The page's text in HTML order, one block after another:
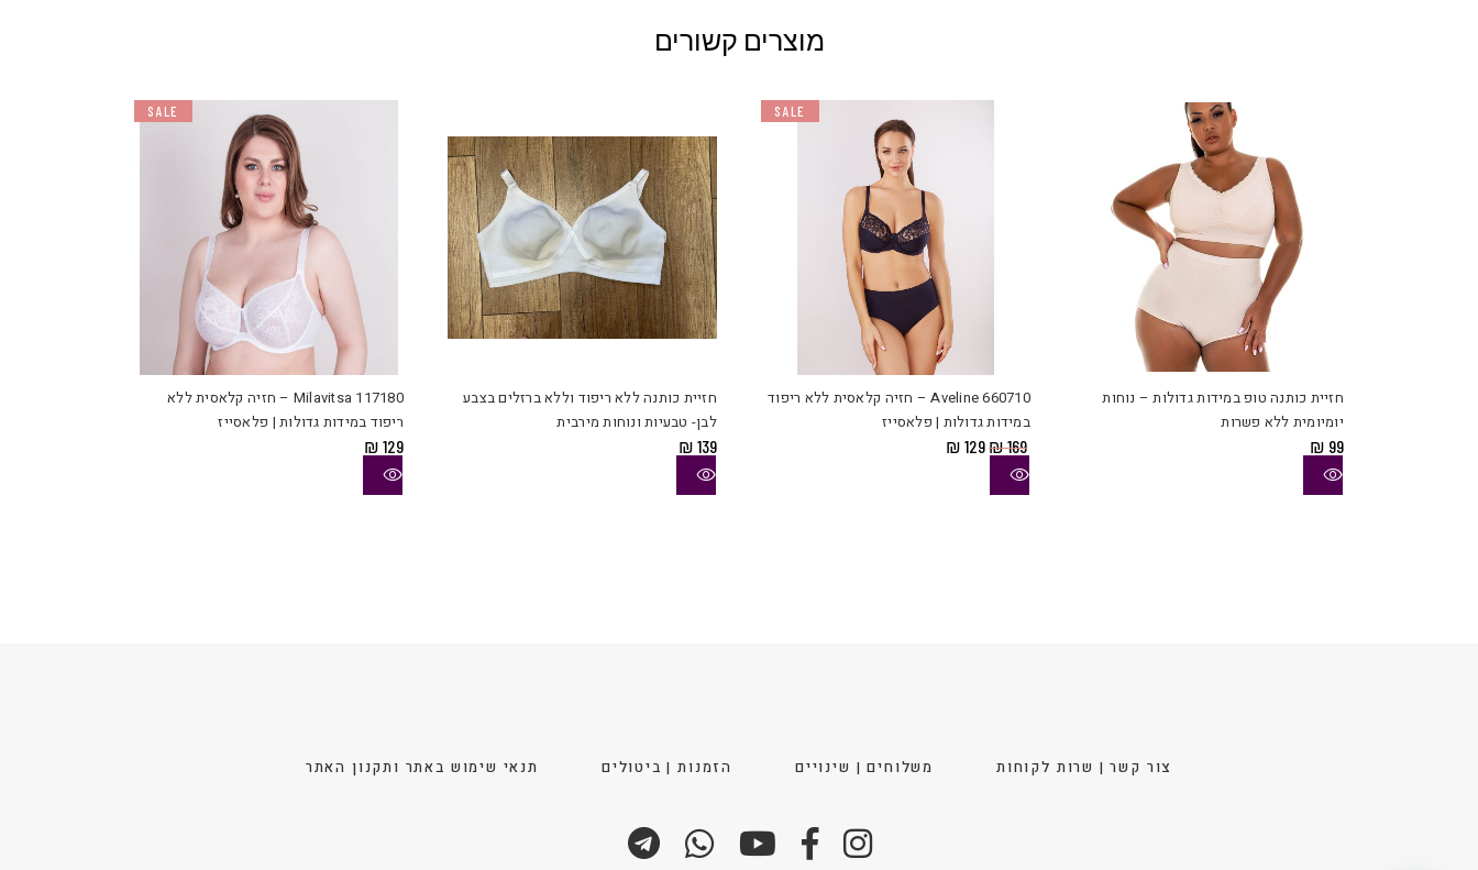
מוצרים קשורים
SALE
Milavitsa 117180 – חזיה קלאסית ללא
ריפוד במידות גדולות | פלאסייז
₪ 129
למוצר
מספר
סוגים.
ניתן
לבחור
חזיית כותנה ללא ריפוד וללא ברזלים בצבע
לבן- טבעיות ונוחות מירבית
₪ 139
SALE
למוצר
מספר
סוגים.
ניתן
לבחור
Aveline 660710 – חזיה קלאסית ללא ריפוד
במידות גדולות | פלאסייז
₪169
המחיר
₪ 129
מספר
סוגים.
ניתן
לבחור
חזיית כותנה טופ במידות גדולות – נוחות
יומיומית ללא פשרות
₪ 99
צור קשר | שרות לקוחות משלוחים | שינויים הזמנות | ביטולים תנאי שימוש באתר ותקנון האתר